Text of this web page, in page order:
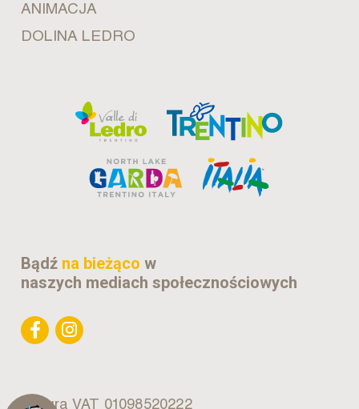
ANIMACJA
DOLINA LEDRO
Bądź na bieżąco w
naszych mediach społecznościowych
faktura VAT 01098520222